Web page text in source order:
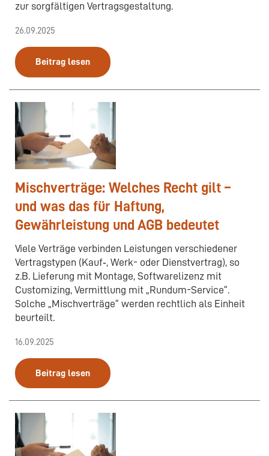
zur sorgfältigen Vertragsgestaltung.
26.09.2025
Beitrag lesen
Mischverträge: Welches Recht gilt –
und was das für Haftung,
Gewährleistung und AGB bedeutet
Viele Verträge verbinden Leistungen verschiedener
Vertragstypen (Kauf‑, Werk- oder Dienstvertrag), so
z.B. Lieferung mit Montage, Softwarelizenz mit
Customizing, Vermittlung mit „Rundum-Service“.
Solche „Mischverträge“ werden rechtlich als Einheit
beurteilt.
16.09.2025
Beitrag lesen